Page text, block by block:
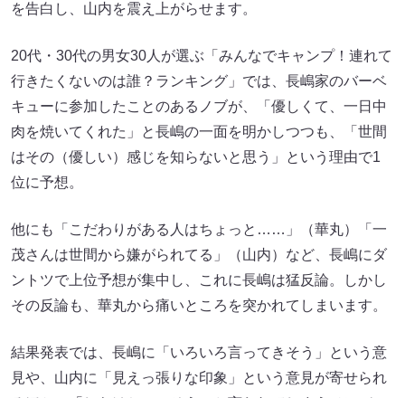
を告白し、山内を震え上がらせます。
20代・30代の男女30人が選ぶ「みんなでキャンプ！連れて
行きたくないのは誰？ランキング」では、長嶋家のバーベ
キューに参加したことのあるノブが、「優しくて、一日中
肉を焼いてくれた」と長嶋の一面を明かしつつも、「世間
はその（優しい）感じを知らないと思う」という理由で1
位に予想。
他にも「こだわりがある人はちょっと……」（華丸）「一
茂さんは世間から嫌がられてる」（山内）など、長嶋にダ
ントツで上位予想が集中し、これに長嶋は猛反論。しかし
その反論も、華丸から痛いところを突かれてしまいます。
結果発表では、長嶋に「いろいろ言ってきそう」という意
見や、山内に「見えっ張りな印象」という意見が寄せられ